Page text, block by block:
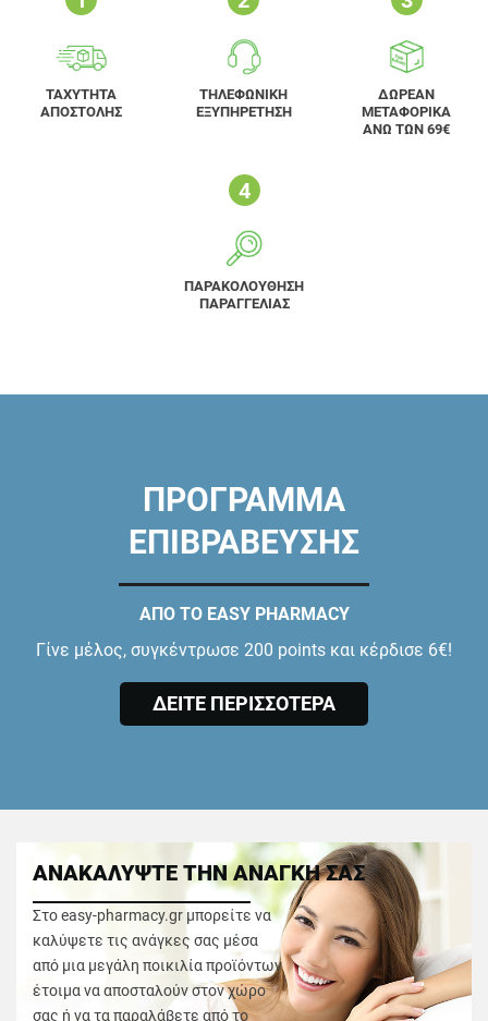
ΤΑΧΥΤΗΤΑ
ΑΠΟΣΤΟΛΗΣ
ΤΗΛΕΦΩΝΙΚΗ
ΕΞΥΠΗΡΕΤΗΣΗ
ΔΩΡΕΑΝ
ΜΕΤΑΦΟΡΙΚΑ
ΑΝΩ ΤΩΝ 69€
ΠΑΡΑΚΟΛΟΥΘΗΣΗ
ΠΑΡΑΓΓΕΛΙΑΣ
ΠΡΟΓΡΑΜΜΑ
ΕΠΙΒΡΑΒΕΥΣΗΣ
ΑΠΟ ΤΟ EASY PHARMACY
Γίνε μέλος, συγκέντρωσε 200 points και κέρδισε 6€!
ΔΕΙΤΕ ΠΕΡΙΣΣΟΤΕΡΑ
ΑΝΑΚΑΛΥΨΤΕ ΤΗΝ ΑΝΑΓΚΗ ΣΑΣ
Στο easy-pharmacy.gr μπορείτε να
καλύψετε τις ανάγκες σας μέσα
από μια μεγάλη ποικιλία προϊόντων
έτοιμα να αποσταλούν στον χώρο
σας ή να τα παραλάβετε από το